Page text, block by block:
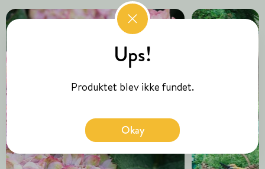
Ups!
Produktet blev ikke fundet.
Okay